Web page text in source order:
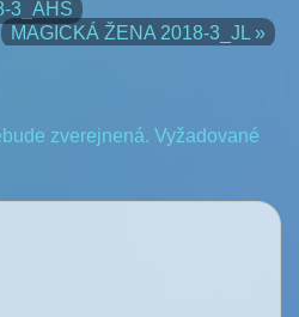
3_AHS
MAGICKÁ ŽENA 2018-3_JL »
zverejnená. Vyžadované